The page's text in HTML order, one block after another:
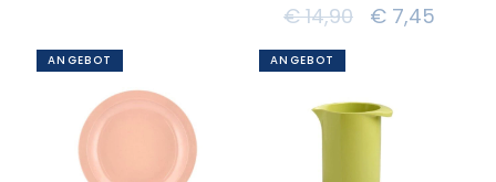
€14,90 € 7,45
ANGEBOT ANGEBOT